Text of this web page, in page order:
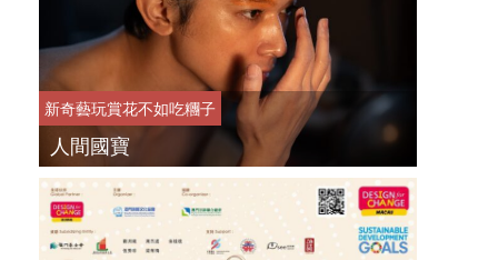
新奇藝玩賞花不如吃糰子
人間國寶